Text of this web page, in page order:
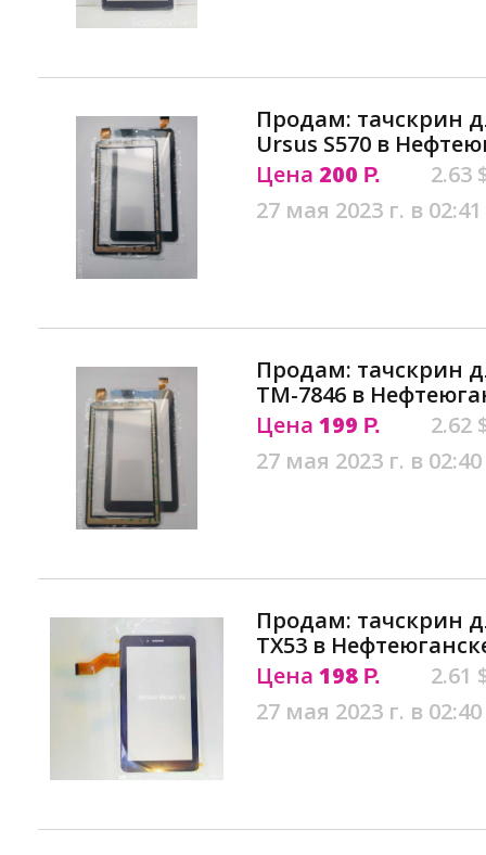
Продам: тачскрин
Ursus S570 в
Цена 200 Р.
2.63
27 мая 2023 г. в 02:41
Продам: тачскрин
TM-7846 в
Цена 199 Р.
2.62
27 мая 2023 г. в 02:40
Продам: тачскрин
ТX53 в
Цена 198 Р.
2.61
27 мая 2023 г. в 02:40